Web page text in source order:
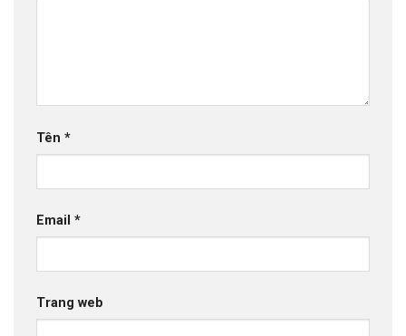
Tên *
Email *
Trang web